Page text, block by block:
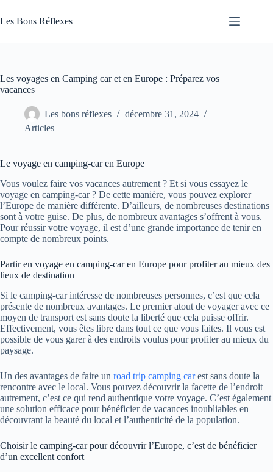
au
contenu
Les Bons Réflexes
Les voyages en Camping car et en Europe : Préparez vos
vacances
Les bons réflexes
décembre 31, 2024
Articles
Le voyage en camping-car en Europe
Vous voulez faire vos vacances autrement ? Et si vous essayez le
voyage en camping-car ? De cette manière, vous pouvez explorer
l’Europe de manière différente. D’ailleurs, de nombreuses destinations
sont à votre guise. De plus, de nombreux avantages s’offrent à vous.
Pour réussir votre voyage, il est d’une grande importance de tenir en
compte de nombreux points.
Partir en voyage en camping-car en Europe pour profiter au mieux des
lieux de destination
Si le camping-car intéresse de nombreuses personnes, c’est que cela
présente de nombreux avantages. Le premier atout de voyager avec ce
moyen de transport est sans doute la liberté que cela puisse offrir.
Effectivement, vous êtes libre dans tout ce que vous faites. Il vous est
possible de vous garer à des endroits voulus pour profiter au mieux du
paysage.
Un des avantages de faire un road trip camping carest sans doute la
rencontre avec le local. Vous pouvez découvrir la facette de l’endroit
autrement, c’est ce qui rend authentique votre voyage. C’est également
une solution efficace pour bénéficier de vacances inoubliables en
découvrant la beauté du local et l’authenticité de la population.
Choisir le camping-car pour découvrir l’Europe, c’est de bénéficier
d’un excellent confort